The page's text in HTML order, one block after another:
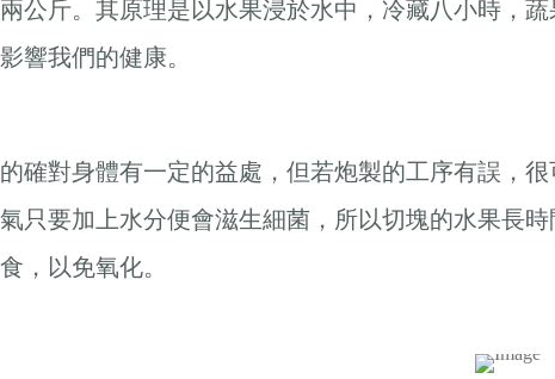
公斤。其原理是以水果浸於水中，冷藏八小時，
響我們的健康。
確對身體有一定的益處，但若炮製的工序有誤，
只要加上水分便會滋生細菌，所以切塊的水果長
，以免氧化。